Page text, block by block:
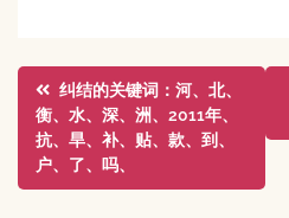
文
章
导
纠结的关键词：河、北、
衡、水、深、洲、2011年、
抗、旱、补、贴、款、到、
户、了、吗、